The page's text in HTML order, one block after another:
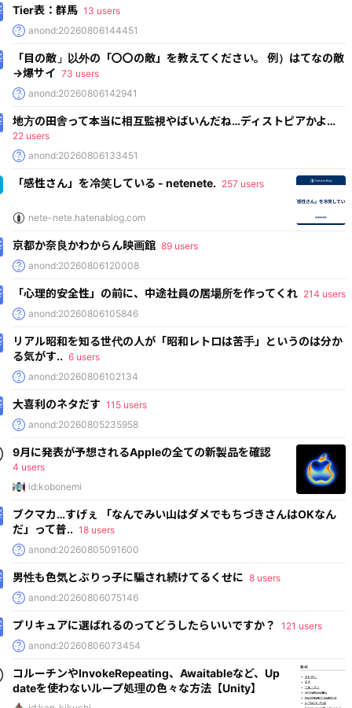
Tier表：群馬 13 users
anond:20260806144451
「目の敵」以外の「〇〇の敵」を教えてください。 例）はてなの敵
→爆サイ 73 users
anond:20260806142941
地方の田舎って本当に相互監視やばいんだね…ディストピアかよ…
22 users
anond:20260806133451
「感性さん」を冷笑している - netenete. 257 users
nete-nete.hatenablog.com
京都か奈良かわからん映画館 89 users
anond:20260806120008
「心理的安全性」の前に、中途社員の居場所を作ってくれ 214 users
anond:20260806105846
リアル昭和を知る世代の人が「昭和レトロは苦手」というのは分か
る気がす.. 6 users
anond:20260806102134
大喜利のネタだす 115 users
anond:20260805235958
9月に発表が予想されるAppleの全ての新製品を確認
4 users
id:kobonemi
ブクマカ…すげぇ 「なんでみい山はダメでもちづきさんはOKなん
だ」って普.. 18 users
anond:20260805091600
男性も色気とぶりっ子に騙され続けてるくせに 8 users
anond:20260806075146
プリキュアに選ばれるのってどうしたらいいですか？
121 users
anond:20260806073454
コルーチンやInvokeRepeating、Awaitableなど、Up
dateを使わないループ処理の色々な方法【Unity】